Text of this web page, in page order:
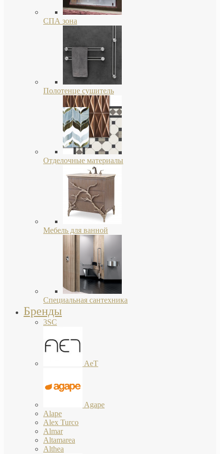
СПА зона
Полотенце сушитель
Отделочные материалы
Мебель для ванной
Специальная сантехника
Бренды
3SC
AeT
Agape
Alape
Alex Turco
Almar
Altamarea
Althea